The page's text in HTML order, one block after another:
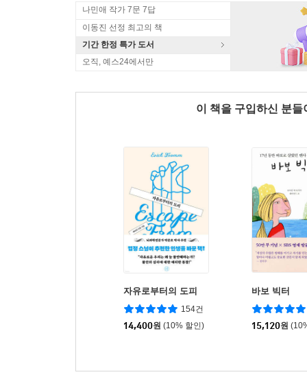
나민애 작가 7문 7답
이동진 선정 최고의 책
기간 한정 특가 도서
오직, 예스24에서만
이 책을 구입하신 분
자유로부터의 도피
154건
14,400원 (10% 할인)
바보 빅터
15,120원